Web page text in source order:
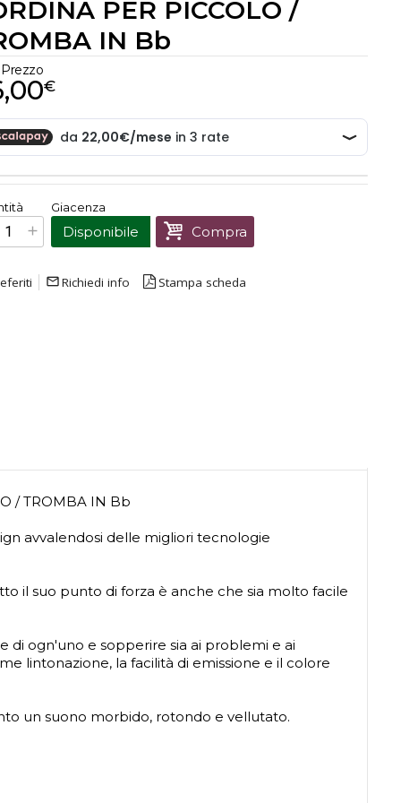
PER PICCOLO /
IN Bb
Prezzo
€
Prezzo finale:€66,00
Giacenza
Disponibile Compra
mail_outline Richiedi info Stampa scheda
/ TROMBA IN Bb
avvalendosi delle migliori tecnologie
il suo punto di forza è anche che sia molto facile
di ogn'uno e sopperire sia ai problemi e ai
lintonazione, la facilità di emissione e il colore
un suono morbido, rotondo e vellutato.